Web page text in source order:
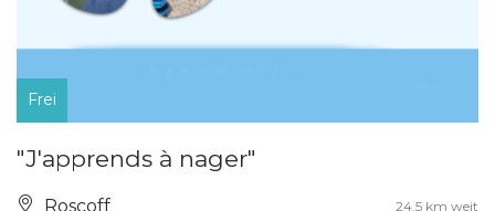
Frei
"J'apprends à nager"
Roscoff 24.5 km weit